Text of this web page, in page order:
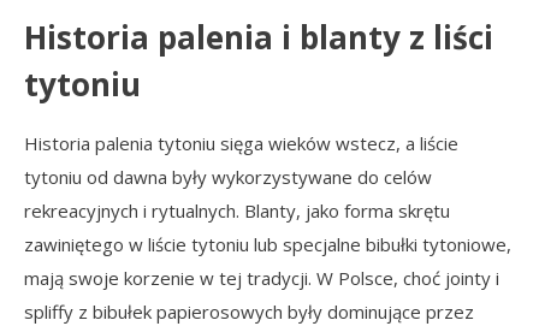
Historia palenia i blanty z liści
tytoniu
Historia palenia tytoniu sięga wieków wstecz, a liście
tytoniu od dawna były wykorzystywane do celów
rekreacyjnych i rytualnych. Blanty, jako forma skrętu
zawiniętego w liście tytoniu lub specjalne bibułki tytoniowe,
mają swoje korzenie w tej tradycji. W Polsce, choć jointy i
spliffy z bibułek papierosowych były dominujące przez